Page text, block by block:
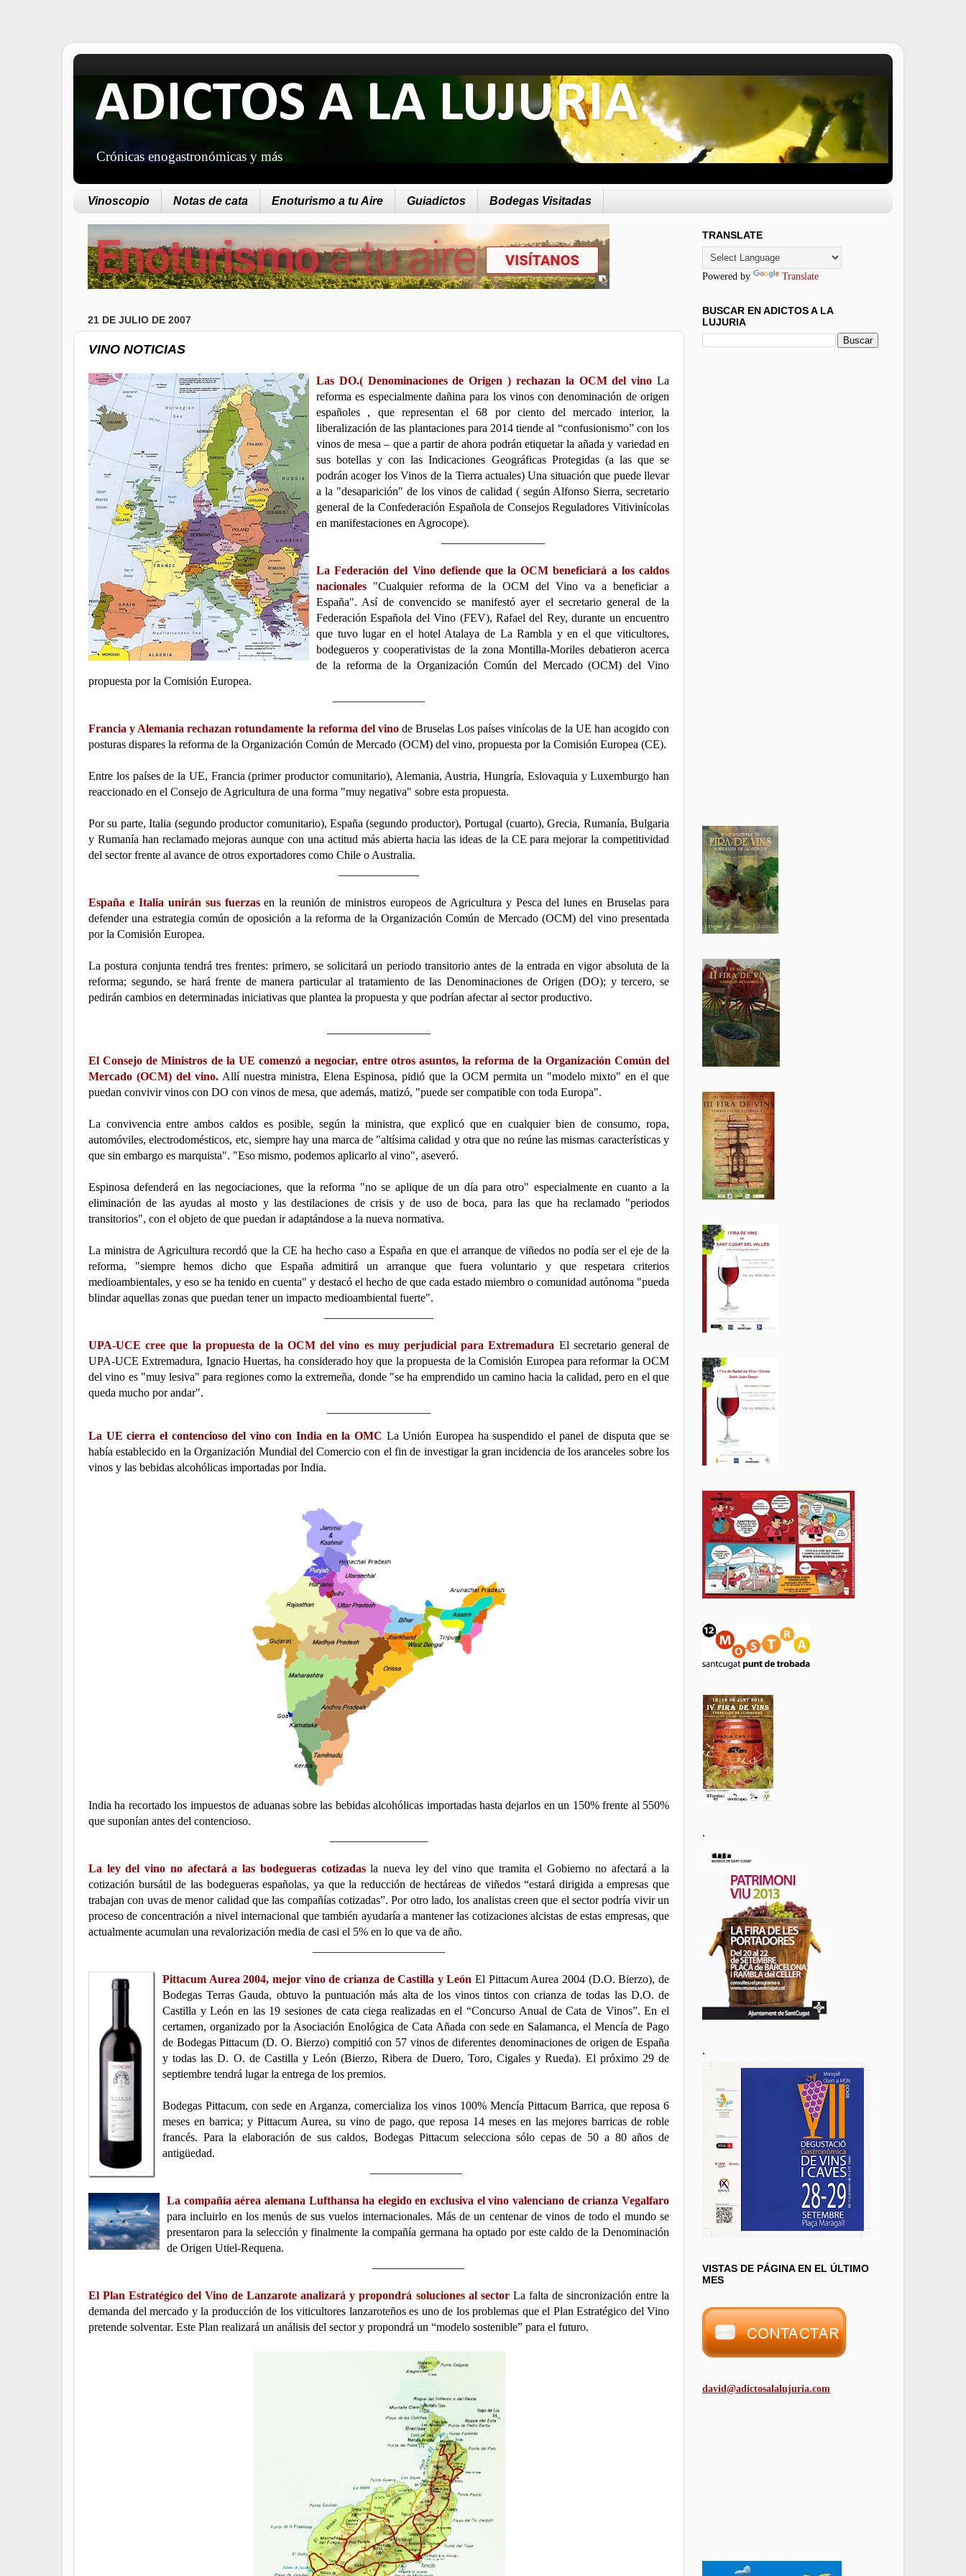
ADICTOS A LA LUJURIA
Crónicas enogastronómicas y más
Vinoscopio Notas de cata Enoturismo a tu Aire Guiadictos Bodegas Visitadas
21 DE JULIO DE 2007
VINO NOTICIAS
Las DO.( Denominaciones de Origen ) rechazan la OCM del vino La
reforma es especialmente dañina para los vinos con denominación de origen
españoles , que representan el 68 por ciento del mercado interior, la
liberalización de las plantaciones para 2014 tiende al “confusionismo” con los
vinos de mesa – que a partir de ahora podrán etiquetar la añada y variedad en
sus botellas y con las Indicaciones Geográficas Protegidas (a las que se
podrán acoger los Vinos de la Tierra actuales) Una situación que puede llevar
a la "desaparición" de los vinos de calidad ( según Alfonso Sierra, secretario
general de la Confederación Española de Consejos Reguladores Vitivinícolas
en manifestaciones en Agrocope).
La Federación del Vino defiende que la OCM beneficiará a los caldos
nacionales "Cualquier reforma de la OCM del Vino va a beneficiar a
España". Así de convencido se manifestó ayer el secretario general de la
Federación Española del Vino (FEV), Rafael del Rey, durante un encuentro
que tuvo lugar en el hotel Atalaya de La Rambla y en el que viticultores,
bodegueros y cooperativistas de la zona Montilla-Moriles debatieron acerca
de la reforma de la Organización Común del Mercado (OCM) del Vino
propuesta por la Comisión Europea.
Francia y Alemania rechazan rotundamente la reforma del vinode Bruselas Los países vinícolas de la UE han acogido con
posturas dispares la reforma de la Organización Común de Mercado (OCM) del vino, propuesta por la Comisión Europea (CE).
Entre los países de la UE, Francia (primer productor comunitario), Alemania, Austria, Hungría, Eslovaquia y Luxemburgo han
reaccionado en el Consejo de Agricultura de una forma "muy negativa" sobre esta propuesta.
Por su parte, Italia (segundo productor comunitario), España (segundo productor), Portugal (cuarto), Grecia, Rumanía, Bulgaria
y Rumanía han reclamado mejoras aunque con una actitud más abierta hacia las ideas de la CE para mejorar la competitividad
del sector frente al avance de otros exportadores como Chile o Australia.
España e Italia unirán sus fuerzasen la reunión de ministros europeos de Agricultura y Pesca del lunes en Bruselas para
defender una estrategia común de oposición a la reforma de la Organización Común de Mercado (OCM) del vino presentada
por la Comisión Europea.
La postura conjunta tendrá tres frentes: primero, se solicitará un periodo transitorio antes de la entrada en vigor absoluta de la
reforma; segundo, se hará frente de manera particular al tratamiento de las Denominaciones de Origen (DO); y tercero, se
pedirán cambios en determinadas iniciativas que plantea la propuesta y que podrían afectar al sector productivo.
El Consejo de Ministros de la UE comenzó a negociar, entre otros asuntos, la reforma de la Organización Común del
Mercado (OCM) del vino. Allí nuestra ministra, Elena Espinosa, pidió que la OCM permita un "modelo mixto" en el que
puedan convivir vinos con DO con vinos de mesa, que además, matizó, "puede ser compatible con toda Europa".
La convivencia entre ambos caldos es posible, según la ministra, que explicó que en cualquier bien de consumo, ropa,
automóviles, electrodomésticos, etc, siempre hay una marca de "altísima calidad y otra que no reúne las mismas características y
que sin embargo es marquista". "Eso mismo, podemos aplicarlo al vino", aseveró.
Espinosa defenderá en las negociaciones, que la reforma "no se aplique de un día para otro" especialmente en cuanto a la
eliminación de las ayudas al mosto y las destilaciones de crisis y de uso de boca, para las que ha reclamado "periodos
transitorios", con el objeto de que puedan ir adaptándose a la nueva normativa.
La ministra de Agricultura recordó que la CE ha hecho caso a España en que el arranque de viñedos no podía ser el eje de la
reforma, "siempre hemos dicho que España admitirá un arranque que fuera voluntario y que respetara criterios
medioambientales, y eso se ha tenido en cuenta" y destacó el hecho de que cada estado miembro o comunidad autónoma "pueda
blindar aquellas zonas que puedan tener un impacto medioambiental fuerte".
UPA-UCE cree que la propuesta de la OCM del vino es muy perjudicial para Extremadura El secretario general de
UPA-UCE Extremadura, Ignacio Huertas, ha considerado hoy que la propuesta de la Comisión Europea para reformar la OCM
del vino es "muy lesiva" para regiones como la extremeña, donde "se ha emprendido un camino hacia la calidad, pero en el que
queda mucho por andar".
La UE cierra el contencioso del vino con India en la OMC La Unión Europea ha suspendido el panel de disputa que se
había establecido en la Organización Mundial del Comercio con el fin de investigar la gran incidencia de los aranceles sobre los
vinos y las bebidas alcohólicas importadas por India.
India ha recortado los impuestos de aduanas sobre las bebidas alcohólicas importadas hasta dejarlos en un 150% frente al 550%
que suponían antes del contencioso.
La ley del vino no afectará a las bodegueras cotizadasla nueva ley del vino que tramita el Gobierno no afectará a la
cotización bursátil de las bodegueras españolas, ya que la reducción de hectáreas de viñedos “estará dirigida a empresas que
trabajan con uvas de menor calidad que las compañías cotizadas”. Por otro lado, los analistas creen que el sector podría vivir un
proceso de concentración a nivel internacional que también ayudaría a mantener las cotizaciones alcistas de estas empresas, que
actualmente acumulan una revalorización media de casi el 5% en lo que va de año.
Pittacum Aurea 2004, mejor vino de crianza de Castilla y León El Pittacum Aurea 2004 (D.O. Bierzo), de
Bodegas Terras Gauda, obtuvo la puntuación más alta de los vinos tintos con crianza de todas las D.O. de
Castilla y León en las 19 sesiones de cata ciega realizadas en el “Concurso Anual de Cata de Vinos”. En el
certamen, organizado por la Asociación Enológica de Cata Añada con sede en Salamanca, el Mencía de Pago
de Bodegas Pittacum (D. O. Bierzo) compitió con 57 vinos de diferentes denominaciones de origen de España
y todas las D. O. de Castilla y León (Bierzo, Ribera de Duero, Toro, Cigales y Rueda). El próximo 29 de
septiembre tendrá lugar la entrega de los premios.
Bodegas Pittacum, con sede en Arganza, comercializa los vinos 100% Mencía Pittacum Barrica, que reposa 6
meses en barrica; y Pittacum Aurea, su vino de pago, que reposa 14 meses en las mejores barricas de roble
francés. Para la elaboración de sus caldos, Bodegas Pittacum selecciona sólo cepas de 50 a 80 años de
antigüedad.
La compañía aérea alemana Lufthansa ha elegido en exclusiva el vino valenciano de crianza Vegalfaro
para incluirlo en los menús de sus vuelos internacionales. Más de un centenar de vinos de todo el mundo se
presentaron para la selección y finalmente la compañía germana ha optado por este caldo de la Denominación
de Origen Utiel-Requena.
El Plan Estratégico del Vino de Lanzarote analizará y propondrá soluciones al sector La falta de sincronización entre la
demanda del mercado y la producción de los viticultores lanzaroteños es uno de los problemas que el Plan Estratégico del Vino
pretende solventar. Este Plan realizará un análisis del sector y propondrá un “modelo sostenible” para el futuro.
TRANSLATE
Powered by Translate
BUSCAR EN ADICTOS A LA
LUJURIA
.
.
VISTAS DE PÁGINA EN EL ÚLTIMO
MES
david@adictosalalujuria.com